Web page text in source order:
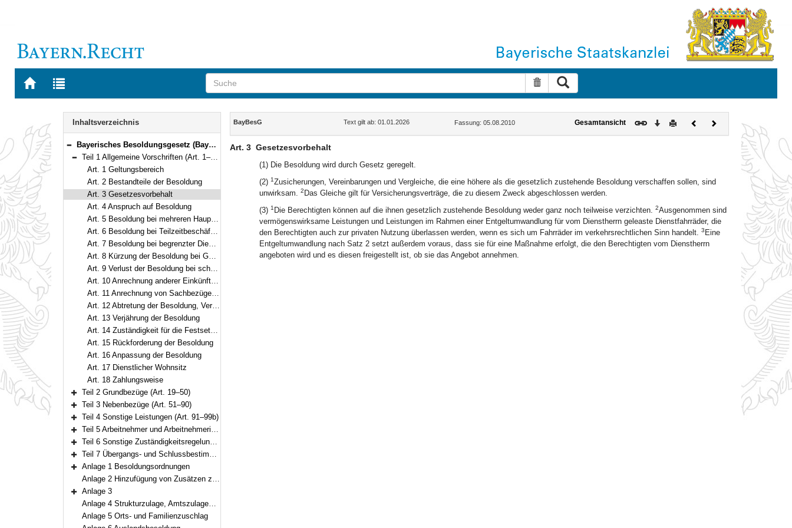
Zur
BAYERN.RECHT
Zur
letzten
Suche zurücksetzen
Navigation
Inhaltsverzeichnis
Bereich reduzieren
Bayerisches Besoldungsgesetz (BayBesG) Vom 5. August 2010 (GVBl. S. 410, 764) BayRS 2032-1-1-F (Art. 1–111)
Bereich reduzieren
Teil 1 Allgemeine Vorschriften (Art. 1–18)
Art. 1 Geltungsbereich
Art. 2 Bestandteile der Besoldung
Art. 3 Gesetzesvorbehalt
Art. 4 Anspruch auf Besoldung
Art. 5 Besoldung bei mehreren Hauptämtern
Art. 6 Besoldung bei Teilzeitbeschäftigung
Art. 7 Besoldung bei begrenzter Dienstfähigkeit
Art. 8 Kürzung der Besoldung bei Gewährung einer Versorgung durch eine zwischenstaatliche oder überstaatliche Einrichtung
Art. 9 Verlust der Besoldung bei schuldhaftem Fernbleiben vom Dienst
Art. 10 Anrechnung anderer Einkünfte auf die Besoldung
Art. 11 Anrechnung von Sachbezügen auf die Besoldung
Art. 12 Abtretung der Besoldung, Verpfändung, Aufrechnungs- und Zurückbehaltungsrecht
Art. 13 Verjährung der Besoldung
Art. 14 Zuständigkeit für die Festsetzung und Anordnung der Besoldung
Art. 15 Rückforderung der Besoldung
Art. 16 Anpassung der Besoldung
Art. 17 Dienstlicher Wohnsitz
Art. 18 Zahlungsweise
Bereich erweitern
Teil 2 Grundbezüge (Art. 19–50)
Bereich erweitern
Teil 3 Nebenbezüge (Art. 51–90)
Bereich erweitern
Teil 4 Sonstige Leistungen (Art. 91–99b)
Bereich erweitern
Teil 5 Arbeitnehmer und Arbeitnehmerinnen (Art. 100–101)
Bereich erweitern
Teil 6 Sonstige Zuständigkeitsregelung (Art. 102)
Bereich erweitern
Teil 7 Übergangs- und Schlussbestimmungen (Art. 103–111)
Bereich erweitern
Anlage 1 Besoldungsordnungen
Anlage 2 Hinzufügung von Zusätzen zu den Amtsbezeichnungen
Bereich erweitern
Anlage 3
Anlage 4 Strukturzulage, Amtszulagen und Zulagen für besondere Berufsgruppen
Anlage 5 Orts- und Familienzuschlag
Inhalt
BayBesG Text gilt ab: 01.01.2026 Fassung: 05.08.2010 Gesamtansicht Download
DruckenVorherigesNächstes
Dokument
Art. 3 Gesetzesvorbehalt
(1) Die Besoldung wird durch Gesetz geregelt.
(2) 1Zusicherungen, Vereinbarungen und Vergleiche, die eine höhere als die gesetzlich zustehende Besoldung verschaffen sollen, sind
unwirksam. 2 Das Gleiche gilt für Versicherungsverträge, die zu diesem Zweck abgeschlossen werden.
(3) 1 Die Berechtigten können auf die ihnen gesetzlich zustehende Besoldung weder ganz noch teilweise verzichten. 2Ausgenommen sind
vermögenswirksame Leistungen und Leistungen im Rahmen einer Entgeltumwandlung für vom Dienstherrn geleaste Dienstfahrräder, die
den Berechtigten auch zur privaten Nutzung überlassen werden, wenn es sich um Fahrräder im verkehrsrechtlichen Sinn handelt. 3 Eine
Entgeltumwandlung nach Satz 2 setzt außerdem voraus, dass sie für eine Maßnahme erfolgt, die den Berechtigten vom Dienstherrn
angeboten wird und es diesen freigestellt ist, ob sie das Angebot annehmen.